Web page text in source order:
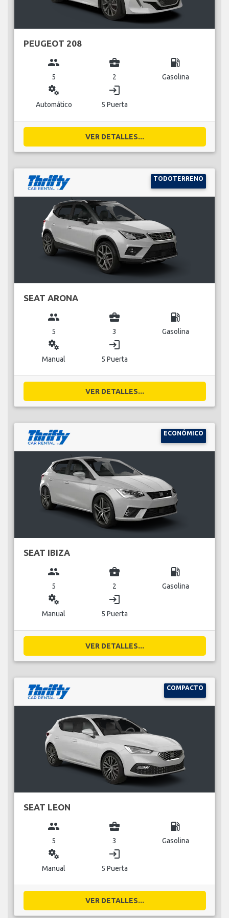
PEUGEOT 208
group
5
business_center
2
local_gas_station
Gasolina
miscellaneous_services
Automático
login
5 Puerta
VER DETALLES...
TODOTERRENO
SEAT ARONA
group
5
business_center
3
local_gas_station
Gasolina
miscellaneous_services
Manual
login
5 Puerta
VER DETALLES...
ECONÓMICO
SEAT IBIZA
group
5
business_center
2
local_gas_station
Gasolina
miscellaneous_services
Manual
login
5 Puerta
VER DETALLES...
COMPACTO
SEAT LEON
group
5
business_center
3
local_gas_station
Gasolina
miscellaneous_services
Manual
login
5 Puerta
VER DETALLES...